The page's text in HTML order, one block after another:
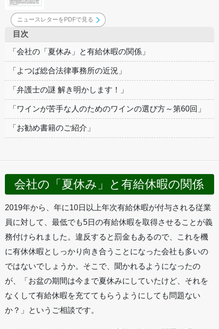
ニュースレターをPDFで見る
目次
「会社の「夏休み」と有給休暇の関係」
「よつば総合法律事務所の近況」
「弁護士の謎 解き明かします！」
「ワインが苦手な人のためのワインの選び方～第60回」
「お勧め書籍のご紹介」
会社の「夏休み」と有給休暇の関係
2019年から、年に10日以上年次有給休暇が付与される従業
員に対して、最低でも5日の有給休暇を取得させることが義
務付けられました。違反すると罰金もあるので、これを機
に有休休暇としっかり向き合うことになった会社も多いの
ではないでしょうか。そこで、聞かれるようになったの
が、「お盆の期間は今まで夏休みにしていたけど、それを
なくして有給休暇を充ててもらうようにしても問題ない
か？」というご相談です。